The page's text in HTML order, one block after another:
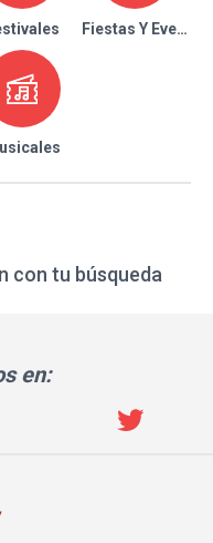
Fiestas Y Eventos
con tu búsqueda
en: